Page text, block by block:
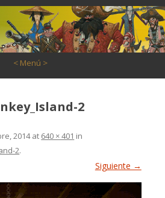
< Menú >
2
2014at 640 × 401 in
2.
Siguiente →